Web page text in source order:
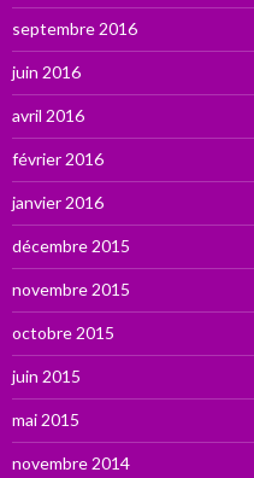
septembre 2016
juin 2016
avril 2016
février 2016
janvier 2016
décembre 2015
novembre 2015
octobre 2015
juin 2015
mai 2015
novembre 2014